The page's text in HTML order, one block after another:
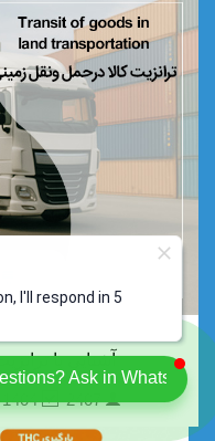
آشنایی با
mirsaberi mahdi
2407
Ask in Whatsapp
I'll respond in 5